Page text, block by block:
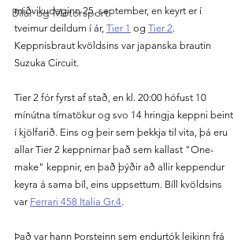
Bílar og Mótorsport
miðvikudaginn 25. september, en keyrt er í
tveimur deildum í ár, Tier 1 og Tier 2.
Keppnisbraut kvöldsins var japanska brautin
Suzuka Circuit.
Tier 2 fór fyrst af stað, en kl. 20:00 hófust 10
mínútna tímatökur og svo 14 hringja keppni beint
í kjölfarið. Eins og þeir sem þekkja til vita, þá eru
allar Tier 2 keppnirnar það sem kallast "One-
make" keppnir, en það þýðir að allir keppendur
keyra á sama bíl, eins uppsettum. Bíll kvöldsins
var Ferrari 458 Italia Gr.4.
Það var hann Þorsteinn sem endurtók leikinn frá